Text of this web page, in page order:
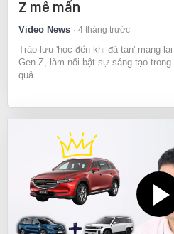
Z mê mẩn
Video News 4 tháng trước
Trào lưu 'học đến khi đá tan' mang
Gen Z, làm nổi bật sự sáng tạo
quả.